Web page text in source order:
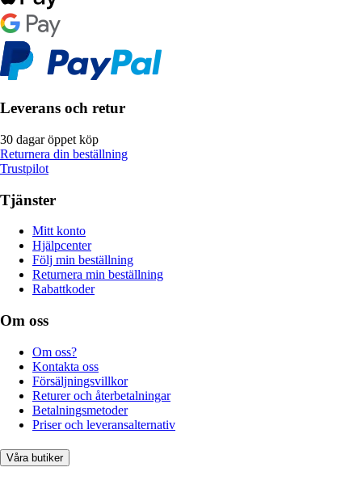
Leverans och retur
30 dagar öppet köp
Returnera din beställning
Trustpilot
Tjänster
Mitt konto
Hjälpcenter
Följ min beställning
Returnera min beställning
Rabattkoder
Om oss
Om oss?
Kontakta oss
Försäljningsvillkor
Returer och återbetalningar
Betalningsmetoder
Priser och leveransalternativ
Våra butiker